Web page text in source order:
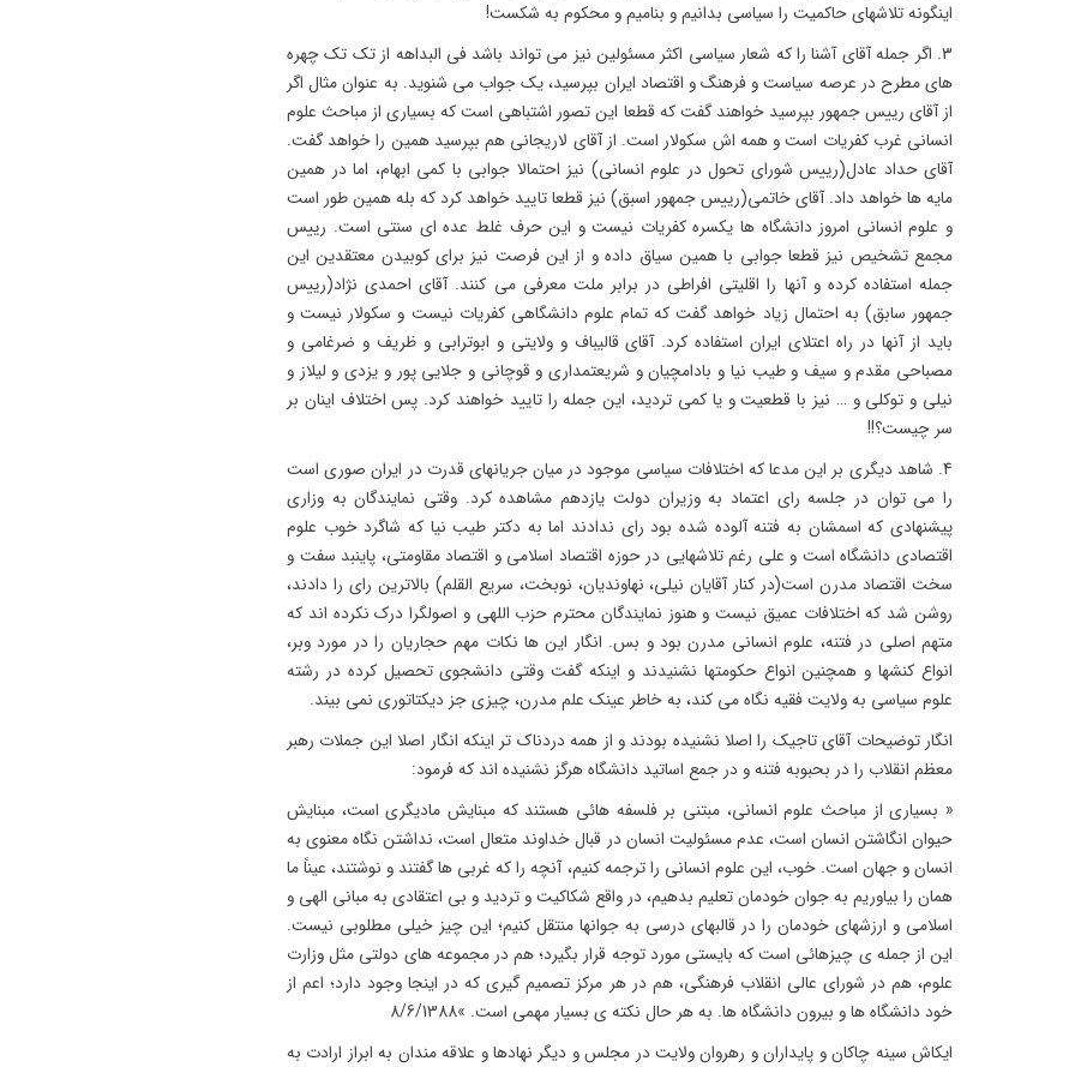
اینگونه تلاشهای حاکمیت را سیاسی بدانیم و بنامیم و محکوم به شکست!
3. اگر جمله آقای آشنا را که شعار سیاسی اکثر مسئولین نیز می تواند باشد فی البداهه از تک تک چهره
های مطرح در عرصه سیاست و فرهنگ و اقتصاد ایران بپرسید، یک جواب می شنوید. به عنوان مثال اگر
از آقای رییس جمهور بپرسید خواهند گفت که قطعا این تصور اشتباهی است که بسیاری از مباحث علوم
انسانی غرب کفریات است و همه اش سکولار است. از آقای لاریجانی هم بپرسید همین را خواهد گفت.
آقای حداد عادل(رییس شورای تحول در علوم انسانی) نیز احتمالا جوابی با کمی ابهام، اما در همین
مایه ها خواهد داد. آقای خاتمی(رییس جمهور اسبق) نیز قطعا تایید خواهد کرد که بله همین طور است
و علوم انسانی امروز دانشگاه ها یکسره کفریات نیست و این حرف غلط عده ای سنتی است. رییس
مجمع تشخیص نیز قطعا جوابی با همین سیاق داده و از این فرصت نیز برای کوبیدن معتقدین این
جمله استفاده کرده و آنها را اقلیتی افراطی در برابر ملت معرفی می کنند. آقای احمدی نژاد(رییس
جمهور سابق) به احتمال زیاد خواهد گفت که تمام علوم دانشگاهی کفریات نیست و سکولار نیست و
باید از آنها در راه اعتلای ایران استفاده کرد. آقای قالیباف و ولایتی و ابوترابی و ظریف و ضرغامی و
مصباحی مقدم و سیف و طیب نیا و بادامچیان و شریعتمداری و قوچانی و جلایی پور و یزدی و لیلاز و
نیلی و توکلی و … نیز با قطعیت و یا کمی تردید، این جمله را تایید خواهند کرد. پس اختلاف اینان بر
سر چیست؟!!
4. شاهد دیگری بر این مدعا که اختلافات سیاسی موجود در میان جریانهای قدرت در ایران صوری است
را می توان در جلسه رای اعتماد به وزیران دولت یازدهم مشاهده کرد. وقتی نمایندگان به وزاری
پیشنهادی که اسمشان به فتنه آلوده شده بود رای ندادند اما به دکتر طیب نیا که شاگرد خوب علوم
اقتصادی دانشگاه است و علی رغم تلاشهایی در حوزه اقتصاد اسلامی و اقتصاد مقاومتی، پاینبد سفت و
سخت اقتصاد مدرن است(در کنار آقایان نیلی، نهاوندیان، نوبخت، سریع القلم) بالاترین رای را دادند،
روشن شد که اختلافات عمیق نیست و هنوز نمایندگان محترم حزب اللهی و اصولگرا درک نکرده اند که
متهم اصلی در فتنه، علوم انسانی مدرن بود و بس. انگار این ها نکات مهم حجاریان را در مورد وبر،
انواع کنشها و همچنین انواع حکومتها نشنیدند و اینکه گفت وقتی دانشجوی تحصیل کرده در رشته
علوم سیاسی به ولایت فقیه نگاه می کند، به خاطر عینک علم مدرن، چیزی جز دیکتاتوری نمی بیند.
انگار توضیحات آقای تاجیک را اصلا نشنیده بودند و از همه دردناک تر اینکه انگار اصلا این جملات رهبر
معظم انقلاب را در بحبوبه فتنه و در جمع اساتید دانشگاه هرگز نشنیده اند که فرمود:
« بسيارى از مباحث علوم انسانى، مبتنى بر فلسفه هائى هستند كه مبنايش ماديگرى است، مبنايش
حيوان انگاشتن انسان است، عدم مسئوليت انسان در قبال خداوند متعال است، نداشتن نگاه معنوى به
انسان و جهان است. خوب، اين علوم انسانى را ترجمه كنيم، آنچه را كه غربى ها گفتند و نوشتند، عيناً ما
همان را بياوريم به جوان خودمان تعليم بدهيم، در واقع شكاكيت و ترديد و بى اعتقادى به مبانى الهى و
اسلامى و ارزشهاى خودمان را در قالبهاى درسى به جوانها منتقل كنيم؛ اين چيز خيلى مطلوبى نيست.
اين از جمله ى چيزهائى است كه بايستى مورد توجه قرار بگيرد؛ هم در مجموعه هاى دولتى مثل وزارت
علوم، هم در شوراى عالى انقلاب فرهنگى، هم در هر مركز تصميم گيرى كه در اينجا وجود دارد؛ اعم از
خود دانشگاه ها و بيرون دانشگاه ها. به هر حال نكته ى بسيار مهمى است. »8/6/1388
ایکاش سینه چاکان و پایداران و رهروان ولایت در مجلس و دیگر نهادها و علاقه مندان به ابراز ارادت به